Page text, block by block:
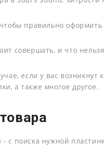
правильно оформить
совершать, и что
если у вас возникнут
а также многое другое.
с поиска нужной